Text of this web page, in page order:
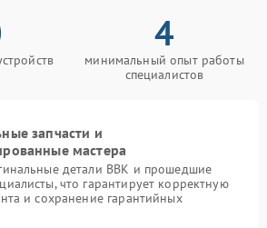
4
минимальный опыт работы
специалистов
запчасти и
мастера
детали BBK и прошедшие
что гарантирует корректную
и сохранение гарантийных